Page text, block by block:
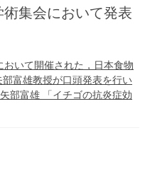
集会において発表
いて開催された，日本食物
富雄教授が口頭発表を行い
部富雄 「イチゴの抗炎症効